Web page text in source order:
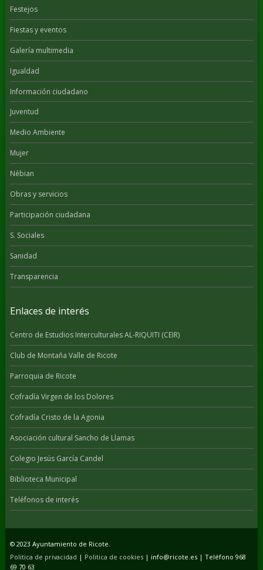
Festejos
Fiestas y eventos
Galería multimedia
Igualdad
Información ciudadano
Juventud
Medio Ambiente
Mujer
Nébian
Obras y servicios
Participación ciudadana
S. Sociales
Sanidad
Transparencia
Enlaces de interés
Centro de Estudios Interculturales AL-RIQUITI (CEIR)
Club de Montaña Valle de Ricote
Parroquia de Ricote
Cofradía Virgen de los Dolores
Cofradía Cristo de la Agonia
Asociación cultural Sancho de Llamas
Colegio Jesús García Candel
Biblioteca Municipal
Teléfonos de interés
© 2023 Ayuntamiento de Ricote.
Politica de privacidad | Politica de cookies| info@ricote.es | Teléfono 968
69 70 63